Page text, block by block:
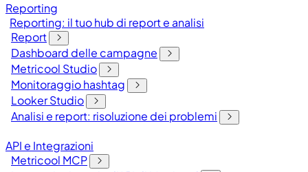
Reporting
Reporting: il tuo hub di report e analisi
Report
Dashboard delle campagne
Metricool Studio
Monitoraggio hashtag
Looker Studio
Analisi e report: risoluzione dei problemi
API e Integrazioni
Metricool MCP